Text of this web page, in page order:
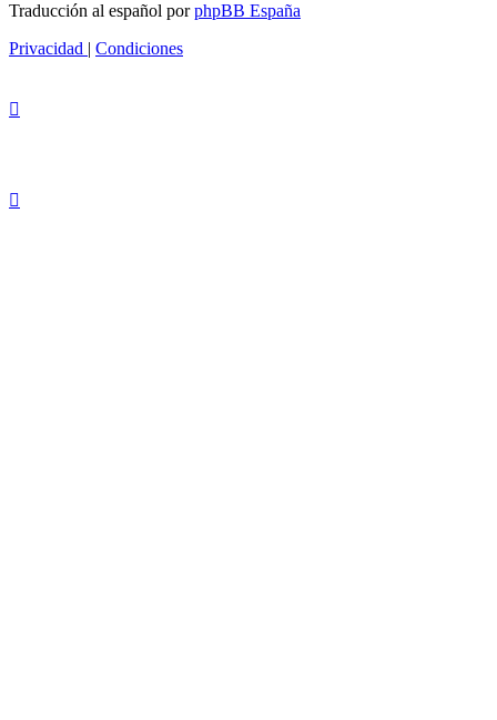
Traducción al español porphpBB España
Privacidad
Condiciones